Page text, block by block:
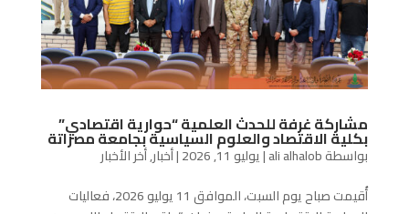
مشاركة غرفة للحدث العلمية “حوارية اقتصادي”
بكلية الاقتصاد والعلوم السياسية بجامعة مصراتة
بواسطةali alhalob
|يوليو 11, 2026 |أخبار,أخر الأخبار
أُقيمت صباح يوم السبت، الموافق 11 يوليو 2026، فعاليات